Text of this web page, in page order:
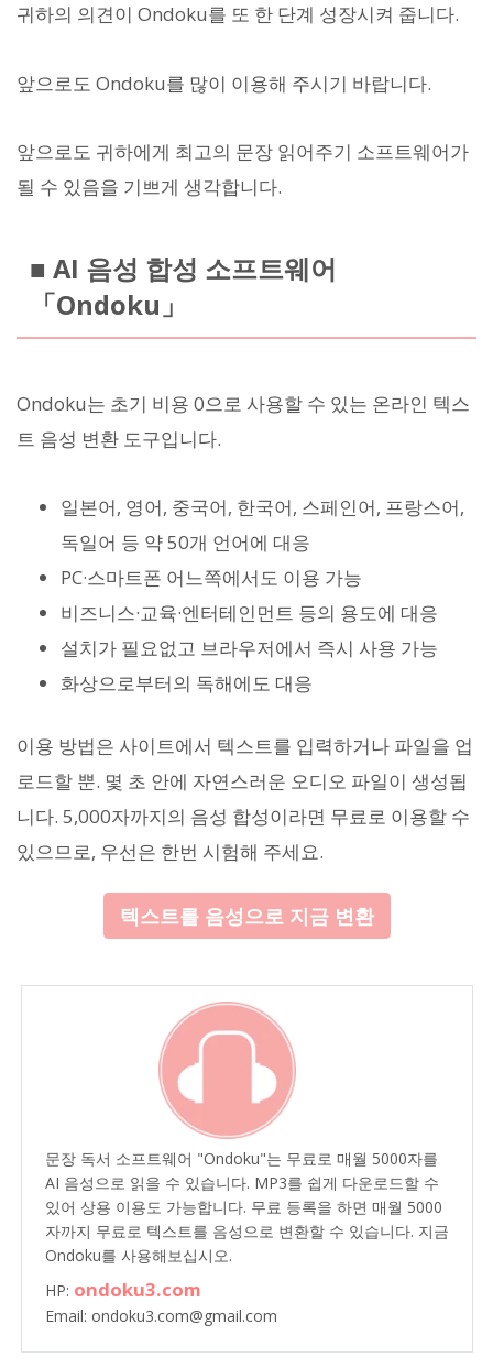
귀하의 의견이 Ondoku를 또 한 단계 성장시켜 줍니다.
앞으로도 Ondoku를 많이 이용해 주시기 바랍니다.
앞으로도 귀하에게 최고의 문장 읽어주기 소프트웨어가
될 수 있음을 기쁘게 생각합니다.
■ AI 음성 합성 소프트웨어
「Ondoku」
Ondoku는 초기 비용 0으로 사용할 수 있는 온라인 텍스
트 음성 변환 도구입니다.
일본어, 영어, 중국어, 한국어, 스페인어, 프랑스어,
독일어 등 약 50개 언어에 대응
PC·스마트폰 어느쪽에서도 이용 가능
비즈니스·교육·엔터테인먼트 등의 용도에 대응
설치가 필요없고 브라우저에서 즉시 사용 가능
화상으로부터의 독해에도 대응
이용 방법은 사이트에서 텍스트를 입력하거나 파일을 업
로드할 뿐. 몇 초 안에 자연스러운 오디오 파일이 생성됩
니다. 5,000자까지의 음성 합성이라면 무료로 이용할 수
있으므로, 우선은 한번 시험해 주세요.
텍스트를 음성으로 지금 변환
문장 독서 소프트웨어 "Ondoku"는 무료로 매월 5000자를
AI 음성으로 읽을 수 있습니다. MP3를 쉽게 다운로드할 수
있어 상용 이용도 가능합니다. 무료 등록을 하면 매월 5000
자까지 무료로 텍스트를 음성으로 변환할 수 있습니다. 지금
Ondoku를 사용해보십시오.
HP: ondoku3.com
Email: ondoku3.com@gmail.com